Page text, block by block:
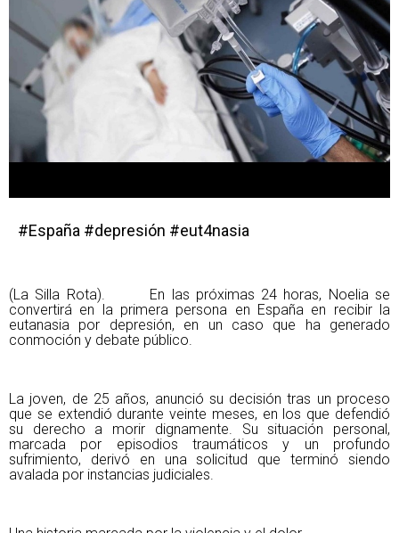
#España #depresión #eut4nasia
(La Silla Rota). En las próximas 24 horas, Noelia se
convertirá en la primera persona en España en recibir la
eutanasia por depresión, en un caso que ha generado
conmoción y debate público.
La joven, de 25 años, anunció su decisión tras un proceso
que se extendió durante veinte meses, en los que defendió
su derecho a morir dignamente. Su situación personal,
marcada por episodios traumáticos y un profundo
sufrimiento, derivó en una solicitud que terminó siendo
avalada por instancias judiciales.